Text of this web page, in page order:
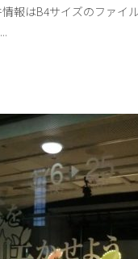
報はB4サイズのファイ